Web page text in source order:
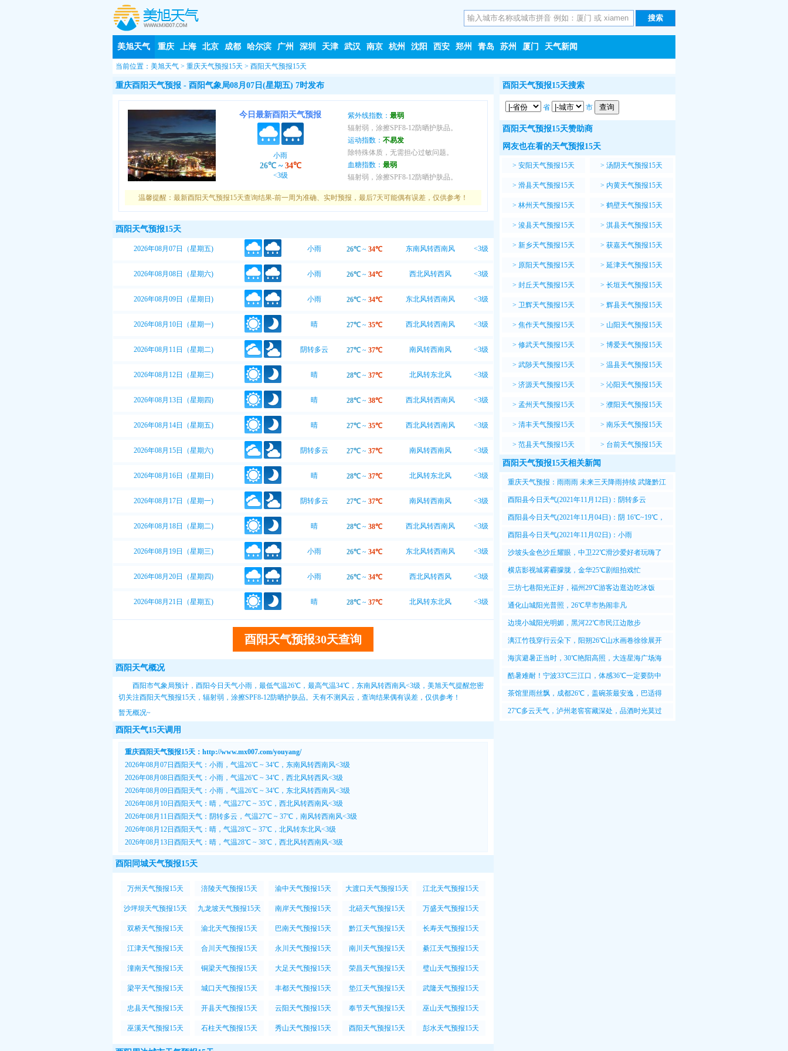
美旭天气 重庆 上海 北京 成都 哈尔滨 广州 深圳 天津 武汉 南京 杭州 沈阳 西安 郑州 青岛 苏州 厦门 天气新闻
当前位置： 美旭天气 > 重庆天气预报15天 > 酉阳天气预报15天
重庆酉阳天气预报 - 酉阳气象局08月07日(星期五) 7时发布
今日最新酉阳天气预报
小雨
26℃~ 34℃
<3级
紫外线指数： 最弱
辐射弱，涂擦SPF8-12防晒护肤品。
运动指数： 不易发
除特殊体质，无需担心过敏问题。
血糖指数： 最弱
辐射弱，涂擦SPF8-12防晒护肤品。
温馨提醒：最新酉阳天气预报15天查询结果-前一周为准确、实时预报，最后7天可能偶有误差，仅供参考！
酉阳天气预报15天
2026年08月07日（星期五) 小雨 26℃~ 34℃ 东南风转西南风 <3级
2026年08月08日（星期六) 小雨 26℃~ 34℃ 西北风转西风 <3级
2026年08月09日（星期日) 小雨 26℃~ 34℃ 东北风转西南风 <3级
2026年08月10日（星期一) 晴 27℃~ 35℃ 西北风转西南风 <3级
2026年08月11日（星期二) 阴转多云 27℃~ 37℃ 南风转西南风 <3级
2026年08月12日（星期三) 晴 28℃~ 37℃ 北风转东北风 <3级
2026年08月13日（星期四) 晴 28℃~ 38℃ 西北风转西南风 <3级
2026年08月14日（星期五) 晴 27℃~ 35℃ 西北风转西南风 <3级
2026年08月15日（星期六) 阴转多云 27℃~ 37℃ 南风转西南风 <3级
2026年08月16日（星期日) 晴 28℃~ 37℃ 北风转东北风 <3级
2026年08月17日（星期一) 阴转多云 27℃~ 37℃ 南风转西南风 <3级
2026年08月18日（星期二) 晴 28℃~ 38℃ 西北风转西南风 <3级
2026年08月19日（星期三) 小雨 26℃~ 34℃ 东北风转西南风 <3级
2026年08月20日（星期四) 小雨 26℃~ 34℃ 西北风转西风 <3级
2026年08月21日（星期五) 晴 28℃~ 37℃ 北风转东北风 <3级
酉阳天气预报30天查询
酉阳天气概况
酉阳市气象局预计，酉阳今日天气小雨，最低气温26℃，最高气温34℃，东南风转西南风<3级， 美旭天气提醒您密
切关注酉阳天气预报15天 ，辐射弱，涂擦SPF8-12防晒护肤品。天有不测风云，查询结果偶有误差，仅供参考！
暂无概况~
酉阳天气15天调用
重庆酉阳天气预报15天：http://www.mx007.com/youyang/
2026年08月07日酉阳天气：小雨，气温26℃ ~ 34℃，东南风转西南风<3级
2026年08月08日酉阳天气：小雨，气温26℃ ~ 34℃，西北风转西风<3级
2026年08月09日酉阳天气：小雨，气温26℃ ~ 34℃，东北风转西南风<3级
2026年08月10日酉阳天气：晴，气温27℃ ~ 35℃，西北风转西南风<3级
2026年08月11日酉阳天气：阴转多云，气温27℃ ~ 37℃，南风转西南风<3级
2026年08月12日酉阳天气：晴，气温28℃ ~ 37℃，北风转东北风<3级
2026年08月13日酉阳天气：晴，气温28℃ ~ 38℃，西北风转西南风<3级
酉阳同城天气预报15天
万州天气预报15天 涪陵天气预报15天 渝中天气预报15天 大渡口天气预报15天 江北天气预报15天
沙坪坝天气预报15天 九龙坡天气预报15天 南岸天气预报15天 北碚天气预报15天 万盛天气预报15天
双桥天气预报15天 渝北天气预报15天 巴南天气预报15天 黔江天气预报15天 长寿天气预报15天
江津天气预报15天 合川天气预报15天 永川天气预报15天 南川天气预报15天 綦江天气预报15天
潼南天气预报15天 铜梁天气预报15天 大足天气预报15天 荣昌天气预报15天 璧山天气预报15天
梁平天气预报15天 城口天气预报15天 丰都天气预报15天 垫江天气预报15天 武隆天气预报15天
忠县天气预报15天 开县天气预报15天 云阳天气预报15天 奉节天气预报15天 巫山天气预报15天
巫溪天气预报15天 石柱天气预报15天 秀山天气预报15天 酉阳天气预报15天 彭水天气预报15天
酉阳天气预报15天搜索
省 市
酉阳天气预报15天赞助商
网友也在看的天气预报15天
> 安阳天气预报15天 > 汤阴天气预报15天
> 滑县天气预报15天 > 内黄天气预报15天
> 林州天气预报15天 > 鹤壁天气预报15天
> 浚县天气预报15天 > 淇县天气预报15天
> 新乡天气预报15天 > 获嘉天气预报15天
> 原阳天气预报15天 > 延津天气预报15天
> 封丘天气预报15天 > 长垣天气预报15天
> 卫辉天气预报15天 > 辉县天气预报15天
> 焦作天气预报15天 > 山阳天气预报15天
> 修武天气预报15天 > 博爱天气预报15天
> 武陟天气预报15天 > 温县天气预报15天
> 济源天气预报15天 > 沁阳天气预报15天
> 孟州天气预报15天 > 濮阳天气预报15天
> 清丰天气预报15天 > 南乐天气预报15天
> 范县天气预报15天 > 台前天气预报15天
酉阳天气预报15天相关新闻
重庆天气预报：雨雨雨 未来三天降雨持续 武隆黔江
酉阳地质灾害气象风险高
酉阳县今日天气(2021年11月12日)：阴转多云
8℃~13℃，北风转西北风<3级
酉阳县今日天气(2021年11月04日)：阴 16℃~19℃，
西北风转西南风<3级
酉阳县今日天气(2021年11月02日)：小雨
15℃~17℃，西北风<3级
沙坡头金色沙丘耀眼，中卫22℃滑沙爱好者玩嗨了
横店影视城雾霾朦胧，金华25℃剧组拍戏忙
三坊七巷阳光正好，福州29℃游客边逛边吃冰饭
通化山城阳光普照，26℃早市热闹非凡
边境小城阳光明媚，黑河22℃市民江边散步
漓江竹筏穿行云朵下，阳朔26℃山水画卷徐徐展开
海滨避暑正当时，30℃艳阳高照，大连星海广场海
风爽
酷暑难耐！宁波33℃三江口，体感36℃一定要防中
暑
茶馆里雨丝飘，成都26℃，盖碗茶最安逸，巴适得
很
27℃多云天气，泸州老窖窖藏深处，品酒时光莫过